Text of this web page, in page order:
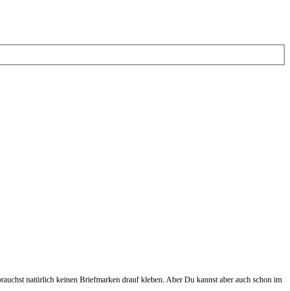
natürlich keinen Briefmarken drauf kleben. Aber Du kannst aber auch schon im